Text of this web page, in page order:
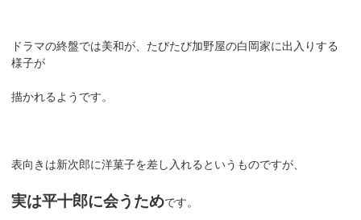
ドラマの終盤では美和が、たびたび加野屋の白岡家に出入りする
様子が
描かれるようです。
表向きは新次郎に洋菓子を差し入れるというものですが、
実は平十郎に会うためです。